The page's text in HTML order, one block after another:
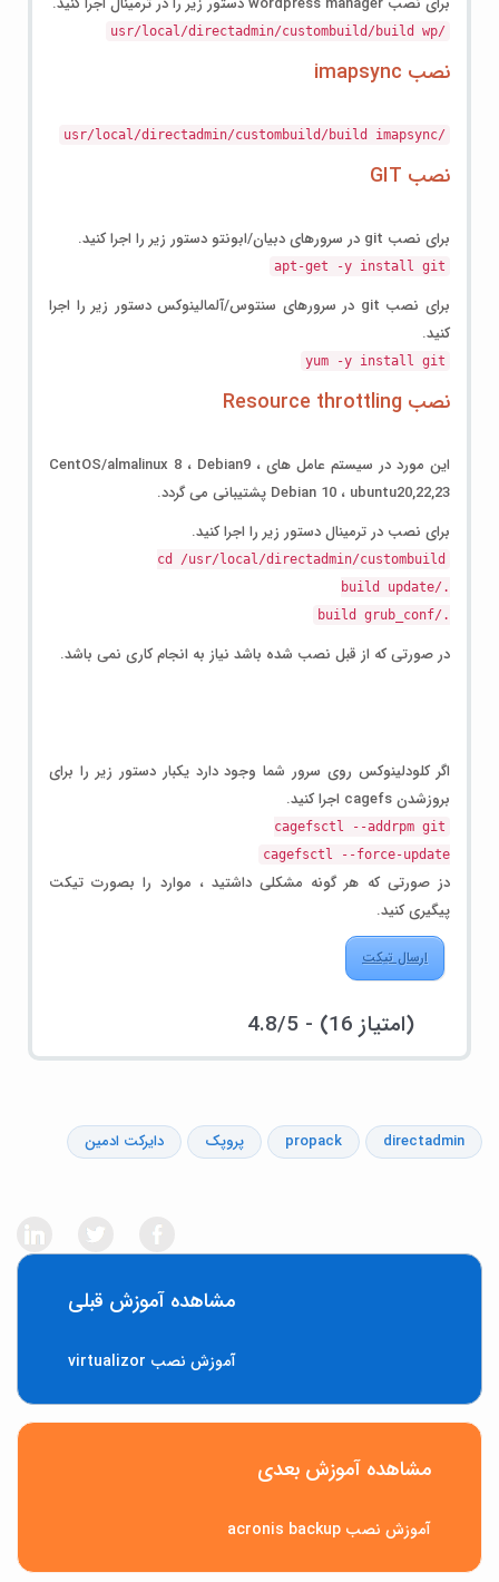
/usr/local/directadmin/custombuild/build wp
نصب imapsync
/usr/local/directadmin/custombuild/build imapsync
نصب GIT
برای نصب git در سرورهای دبیان/ابونتو دستور زیر را اجرا کنید.
apt-get -y install git
برای نصب git در سرورهای سنتوس/آلمالینوکس دستور زیر را اجرا
کنید.
yum -y install git
نصب Resource throttling
این مورد در سیستم عامل های CentOS/almalinux 8 ، Debian9 ،
Debian 10 ، ubuntu20,22,23 پشتیبانی می گردد.
برای نصب در ترمینال دستور زیر را اجرا کنید.
cd /usr/local/directadmin/custombuild
./build update
./build grub_conf
در صورتی که از قبل نصب شده باشد نیاز به انجام کاری نمی باشد.
اگر کلودلینوکس روی سرور شما وجود دارد یکبار دستور زیر را برای
بروزشدن cagefs اجرا کنید.
cagefsctl --addrpm git
cagefsctl --force-update
دز صورتی که هر گونه مشکلی داشتید ، موارد را بصورت تیکت
پیگیری کنید.
ارسال تیکت
4.8/5 - (16 امتیاز)
directadmin
propack پروپک دایرکت ادمین
مشاهده آموزش قبلی
آموزش نصب virtualizor
مشاهده آموزش بعدی
آموزش نصب acronis backup